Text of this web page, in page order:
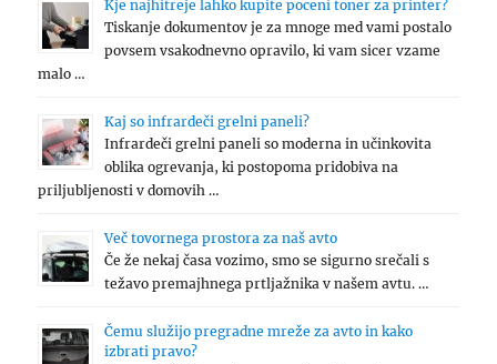
Kje najhitreje lahko kupite poceni toner za printer?
Tiskanje dokumentov je za mnoge med vami postalo
povsem vsakodnevno opravilo, ki vam sicer vzame
malo …
Kaj so infrardeči grelni paneli?
Infrardeči grelni paneli so moderna in učinkovita
oblika ogrevanja, ki postopoma pridobiva na
priljubljenosti v domovih …
Več tovornega prostora za naš avto
Če že nekaj časa vozimo, smo se sigurno srečali s
težavo premajhnega prtljažnika v našem avtu. …
Čemu služijo pregradne mreže za avto in kako
izbrati pravo?